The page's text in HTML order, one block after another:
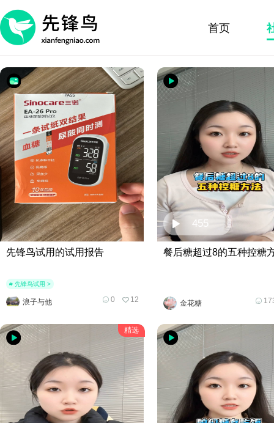
首页
先锋鸟试用的试用报告
# 先锋鸟试用 >
浪子与他 12
0
455
餐后糖超过8的五种控糖
金花糖
精选